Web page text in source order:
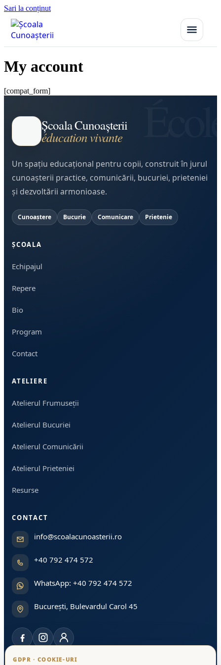
Sari la conținut
My account
[compat_form]
Școala Cunoașterii
éducation vivante
Un spațiu educațional pentru copii, construit în jurul
cunoașterii practice, comunicării, bucuriei, prieteniei
și dezvoltării armonioase.
Cunoaștere Bucurie Comunicare Prietenie
ȘCOALA
Echipajul
Repere
Bio
Program
Contact
ATELIERE
Atelierul Frumuseții
Atelierul Bucuriei
Atelierul Comunicării
Atelierul Prieteniei
Resurse
CONTACT
info@scoalacunoasterii.ro
+40 792 474 572
WhatsApp: +40 792 474 572
București, Bulevardul Carol 45
GDPR · COOKIE-URI